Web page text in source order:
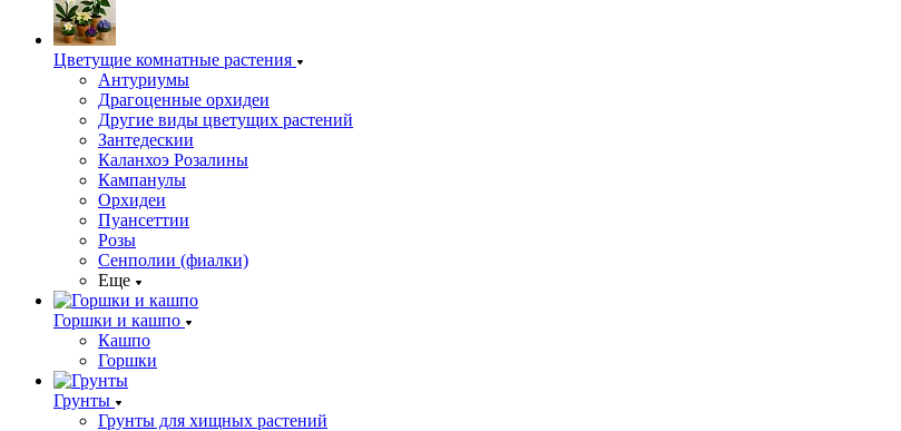
Цветущие комнатные растения
Антуриумы
Драгоценные орхидеи
Другие виды цветущих растений
Зантедескии
Каланхоэ Розалины
Кампанулы
Орхидеи
Пуансеттии
Розы
Сенполии (фиалки)
Еще
Горшки и кашпо
Кашпо
Горшки
Грунты
Грунты для хищных растений